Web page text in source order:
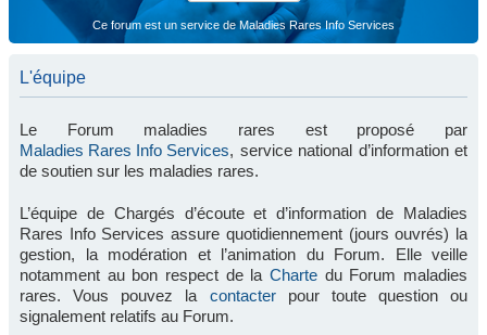
Ce forum est un service de Maladies Rares Info Services
L'équipe
Le Forum maladies rares est proposé par
Maladies Rares Info Services, service national d’information et
de soutien sur les maladies rares.
L’équipe de Chargés d’écoute et d’information de Maladies
Rares Info Services assure quotidiennement (jours ouvrés) la
gestion, la modération et l’animation du Forum. Elle veille
notamment au bon respect de la Charte du Forum maladies
rares. Vous pouvez la contacterpour toute question ou
signalement relatifs au Forum.